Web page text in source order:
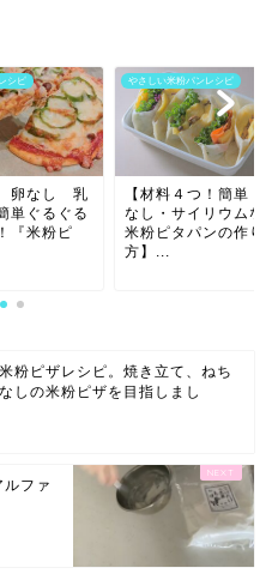
シピ
簡単！発酵
ウムなし。
の作り
やさしいごはんとおやつの選び方
卵液ってなに？外食
ン屋さん・ケーキ屋
で使われている卵液
と、...
粉ピザレシピ。焼き立て、ねち
しの米粉ピザを目指しまし
ファ